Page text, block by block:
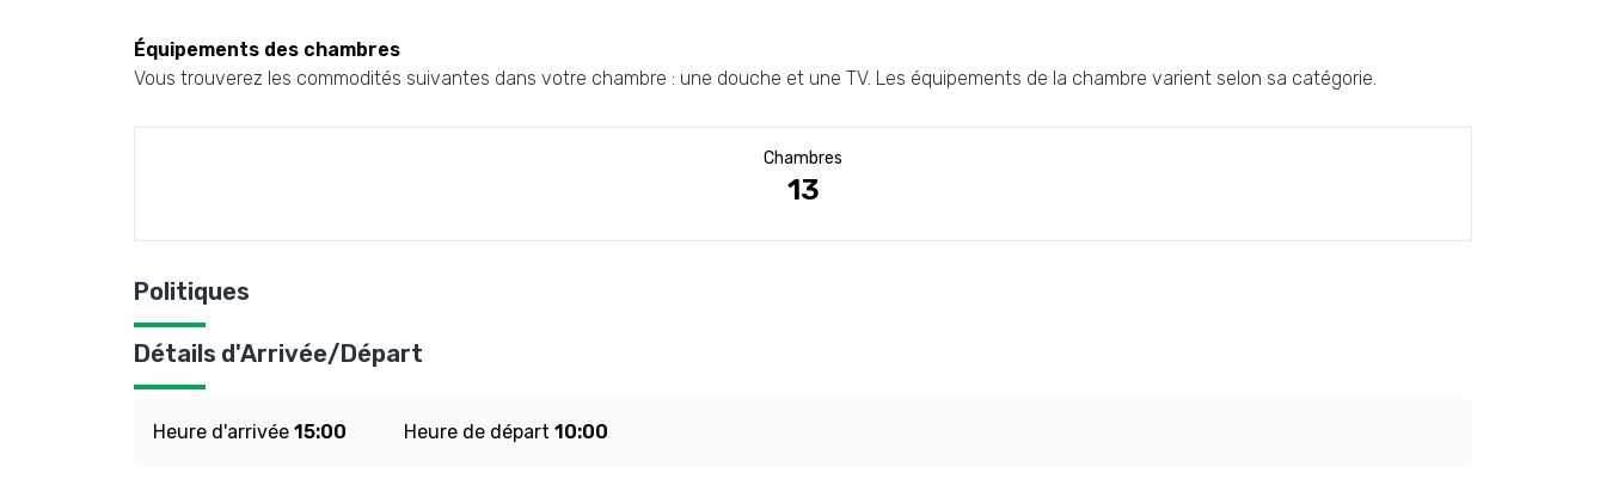
Équipements des chambres
Vous trouverez les commodités suivantes dans votre chambre : une douche et une TV. Les équipements de la chambre varient selon sa catégorie.
Chambres
13
Politiques
Détails d'Arrivée/Départ
Heure d'arrivée 15:00 Heure de départ 10:00